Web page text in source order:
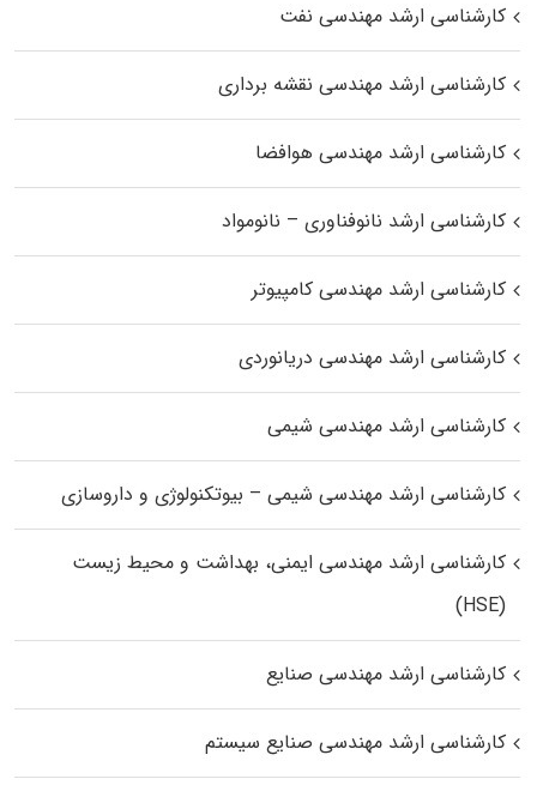
کارشناسی ارشد مهندسی نفت
کارشناسی ارشد مهندسی نقشه برداری
کارشناسی ارشد مهندسی هوافضا
کارشناسی ارشد نانوفناوری – نانومواد
کارشناسی ارشد مهندسی کامپیوتر
کارشناسی ارشد مهندسی دریانوردی
کارشناسی ارشد مهندسی شیمی
کارشناسی ارشد مهندسی شیمی – بیوتکنولوژی و داروسازی
کارشناسی ارشد مهندسی ایمنی، بهداشت و محیط زیست
(HSE)
کارشناسی ارشد مهندسی صنایع
کارشناسی ارشد مهندسی صنایع سیستم